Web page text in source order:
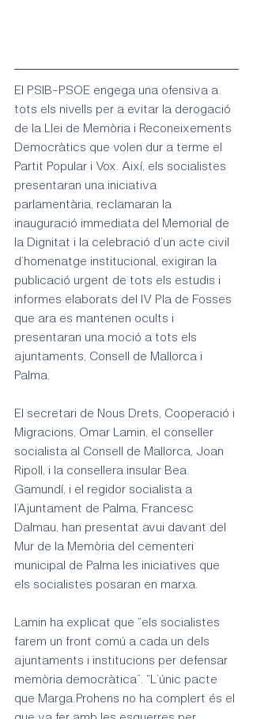
El PSIB-PSOE engega una ofensiva a
tots els nivells per a evitar la derogació
de la Llei de Memòria i Reconeixements
Democràtics que volen dur a terme el
Partit Popular i Vox. Així, els socialistes
presentaran una iniciativa
parlamentària, reclamaran la
inauguració immediata del Memorial de
la Dignitat i la celebració d’un acte civil
d’homenatge institucional, exigiran la
publicació urgent de tots els estudis i
informes elaborats del IV Pla de Fosses
que ara es mantenen ocults i
presentaran una moció a tots els
ajuntaments, Consell de Mallorca i
Palma.
El secretari de Nous Drets, Cooperació i
Migracions, Omar Lamin, el conseller
socialista al Consell de Mallorca, Joan
Ripoll, i la consellera insular Bea
Gamundí, i el regidor socialista a
l’Ajuntament de Palma, Francesc
Dalmau, han presentat avui davant del
Mur de la Memòria del cementeri
municipal de Palma les iniciatives que
els socialistes posaran en marxa.
Lamin ha explicat que “els socialistes
farem un front comú a cada un dels
ajuntaments i institucions per defensar
memòria democràtica”. “L’únic pacte
que Marga Prohens no ha complert és el